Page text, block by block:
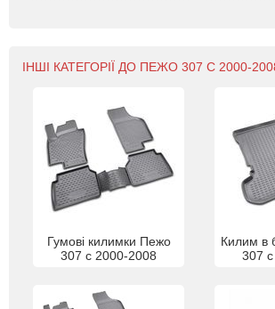
ІНШІ КАТЕГОРІЇ ДО ПЕЖО 307 С 2000-
Гумові килимки Пежо
307 с 2000-2008
Килим в
307